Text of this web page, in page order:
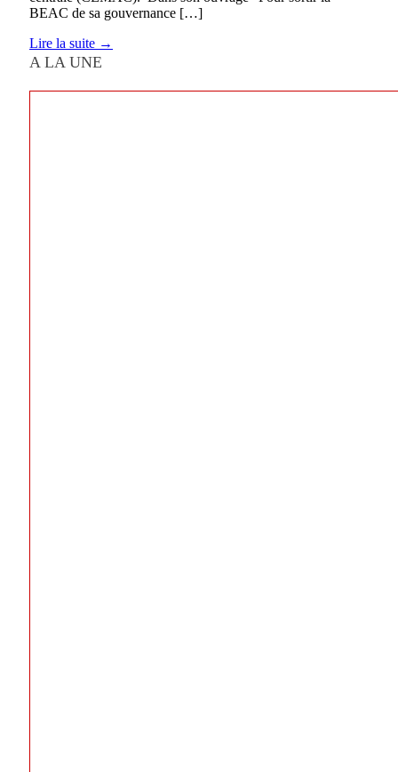
BEAC de sa gouvernance […]
Lire la suite →
A LA UNE